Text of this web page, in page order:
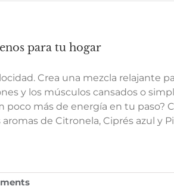
para tu hogar
Crea una mezcla relajante
y los músculos cansados o
poco más de energía en tu paso?
de Citronela, Ciprés azul y